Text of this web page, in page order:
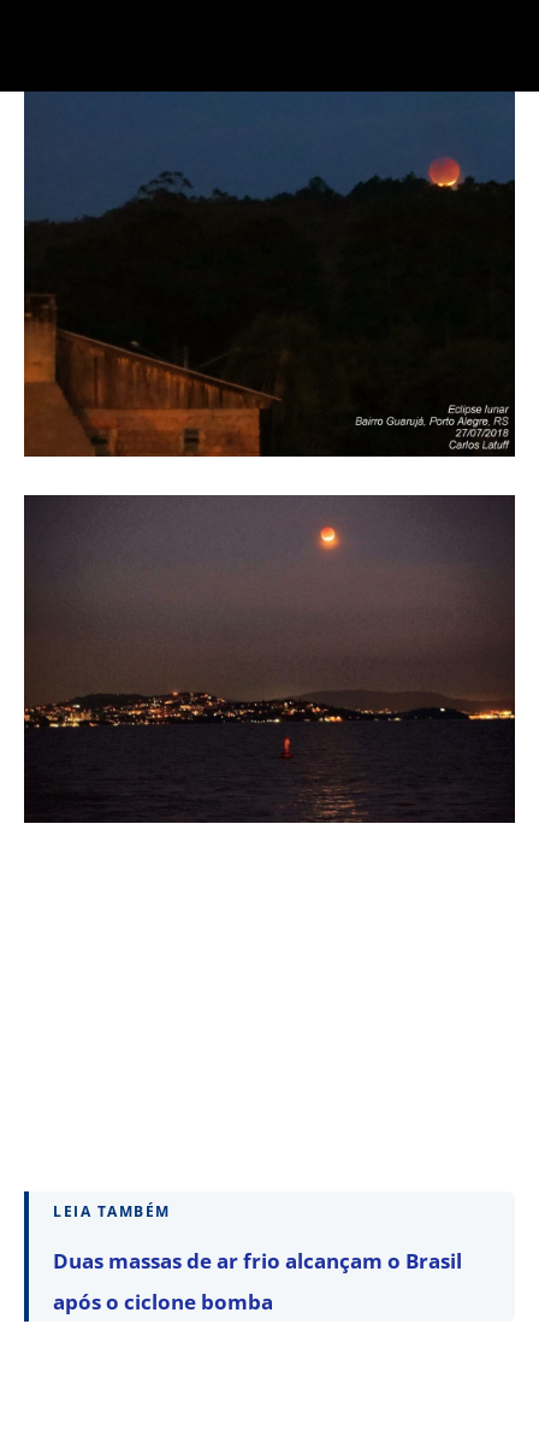
LEIA TAMBÉM
Duas massas de ar frio alcançam o Brasil
após o ciclone bomba